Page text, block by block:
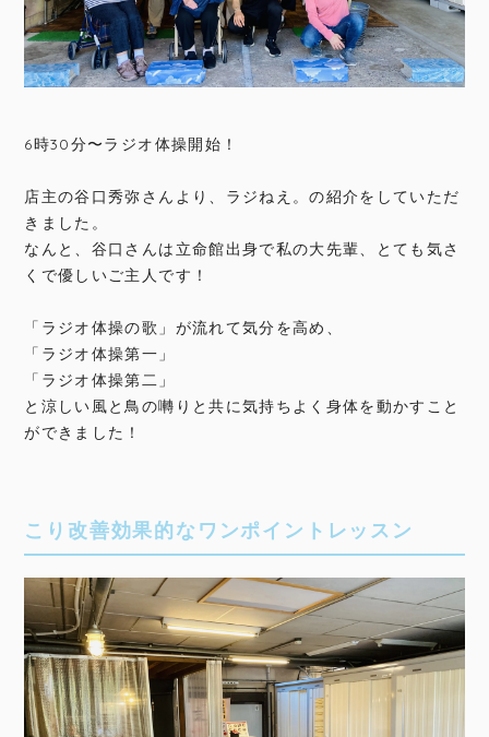
6時30分〜ラジオ体操開始！
店主の谷口秀弥さんより、ラジねえ。の紹介をしていただ
きました。
なんと、谷口さんは立命館出身で私の大先輩、とても気さ
くで優しいご主人です！
「ラジオ体操の歌」が流れて気分を高め、
「ラジオ体操第一」
「ラジオ体操第二」
と涼しい風と鳥の囀りと共に気持ちよく身体を動かすこと
ができました！
こり改善効果的なワンポイントレッスン